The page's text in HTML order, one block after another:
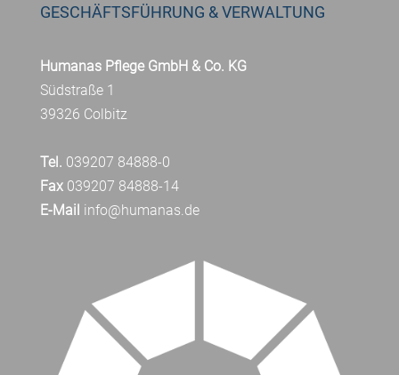
GESCHÄFTSFÜHRUNG & VERWALTUNG
Humanas Pflege GmbH & Co. KG
Südstraße 1
39326 Colbitz
Tel. 039207 84888-0
Fax039207 84888-14
E-Mail info@humanas.de